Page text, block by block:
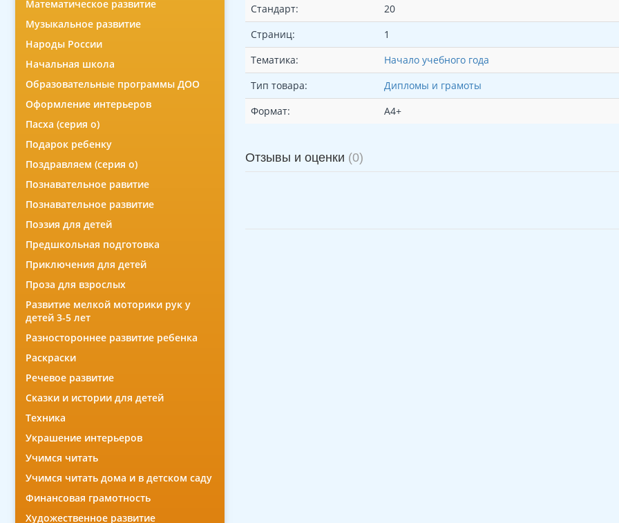
Математическое развитие
Музыкальное развитие
Народы России
Начальная школа
Образовательные программы ДОО
Оформление интерьеров
Пасха (серия о)
Подарок ребенку
Поздравляем (серия о)
Познавательное равитие
Познавательное развитие
Поэзия для детей
Предшкольная подготовка
Приключения для детей
Проза для взрослых
Развитие мелкой моторики рук у
детей 3-5 лет
Разностороннее развитие ребенка
Раскраски
Речевое развитие
Сказки и истории для детей
Техника
Украшение интерьеров
Учимся читать
Учимся читать дома и в детском саду
Финансовая грамотность
Художественное развитие
Стандарт:
20
Страниц:
1
Тематика:
Начало учебного года
Тип товара:
Дипломы и грамоты
Формат:
А4+
Отзывы и оценки (0)